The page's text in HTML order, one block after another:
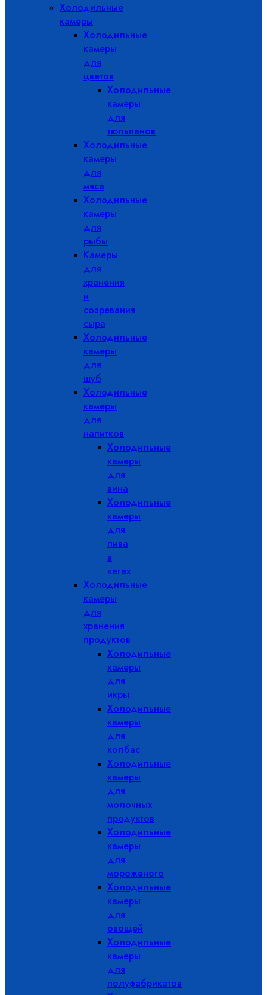
Холодильные
камеры
Холодильные
камеры
для
цветов
Холодильные
камеры
для
тюльпанов
Холодильные
камеры
для
мяса
Холодильные
камеры
для
рыбы
Камеры
для
хранения
и
созревания
сыра
Холодильные
камеры
для
шуб
Холодильные
камеры
для
напитков
Холодильные
камеры
для
вина
Холодильные
камеры
для
пива
в
кегах
Холодильные
камеры
для
хранения
продуктов
Холодильные
камеры
для
икры
Холодильные
камеры
для
колбас
Холодильные
камеры
для
молочных
продуктов
Холодильные
камеры
для
мороженого
Холодильные
камеры
для
овощей
Холодильные
камеры
для
полуфабрикатов